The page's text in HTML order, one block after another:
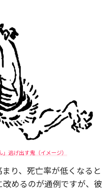
逃げ出す鬼（イメージ）
り、死亡率が低くなると
めるのが通例ですが、彼